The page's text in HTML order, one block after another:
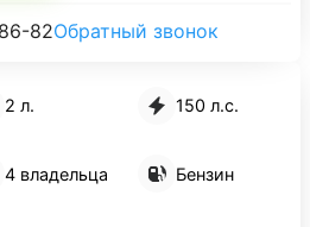
2 л. 150 л.с.
4 владельца Бензин
82Обратный звонок